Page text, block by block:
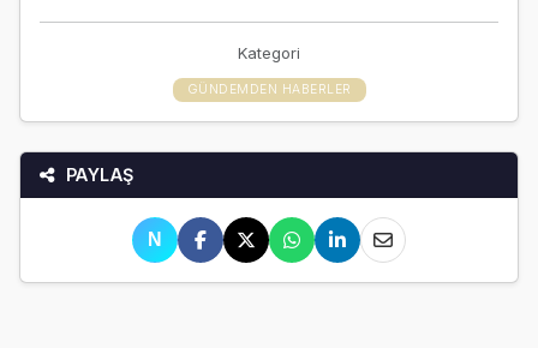
Kategori
GÜNDEMDEN HABERLER
PAYLAŞ
N